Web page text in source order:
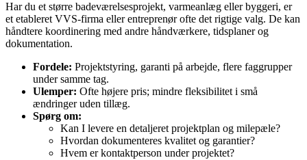
Har du et større badeværelsesprojekt, varmeanlæg eller byggeri, er
et etableret VVS‑firma eller entreprenør ofte det rigtige valg. De kan
håndtere koordinering med andre håndværkere, tidsplaner og
dokumentation.
Fordele: Projektstyring, garanti på arbejde, flere faggrupper
under samme tag.
Ulemper: Ofte højere pris; mindre fleksibilitet i små
ændringer uden tillæg.
Spørg om:
Kan I levere en detaljeret projektplan og milepæle?
Hvordan dokumenteres kvalitet og garantier?
Hvem er kontaktperson under projektet?